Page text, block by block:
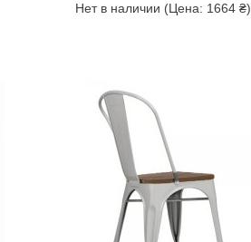
Нет в наличии (Цена: 1664 ₴)